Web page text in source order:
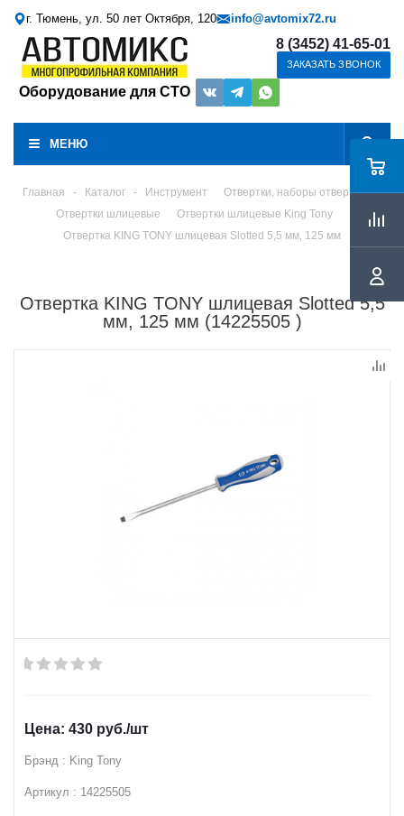
г. Тюмень, ул. 50 лет Октября, 120 info@avtomix72.ru
Оборудование для СТО
8 (3452) 41-65-01
ЗАКАЗАТЬ ЗВОНОК
МЕНЮ
Главная - Каталог - Инструмент
Отвертки, наборы отверток
Отвертки шлицевые
Отвертки шлицевые King Tony
Отвертка KING TONY шлицевая Slotted 5,5 мм, 125 мм
Отвертка KING TONY шлицевая Slotted 5,5
мм, 125 мм (14225505 )
430 руб./шт
Брэнд : King Tony
Артикул : 14225505